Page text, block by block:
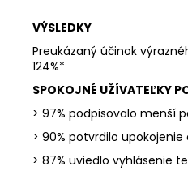
VÝSLEDKY
Preukázaný účinok
124%*
SPOKOJNÉ UŽÍVATEĽKY
> 97% podpisovalo menší
> 90% potvrdilo
> 87% uviedlo vyhlásenie